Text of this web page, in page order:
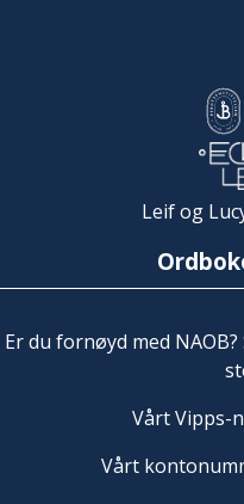
Leif og
Er du fornøyd med
Vårt Vipps-
Vårt